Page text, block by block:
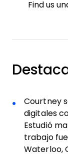
Find us
Courtney
digitales
Estudió
trabajo
Waterloo,